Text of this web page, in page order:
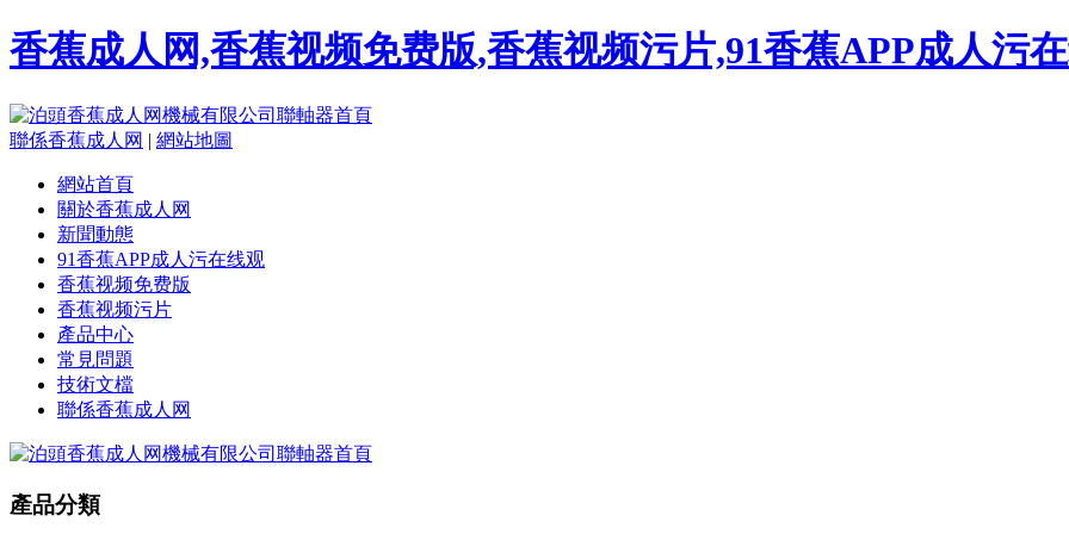
香蕉成人网,香蕉视频免费版,香蕉视频污片,91香蕉APP成人污
聯係香蕉成人网 | 網站地圖
網站首頁
關於香蕉成人网
新聞動態
91香蕉APP成人污在线观
香蕉视频免费版
香蕉视频污片
產品中心
常見問題
技術文檔
聯係香蕉成人网
產品分類